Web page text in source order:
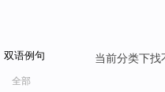
双语例句
全部
当前分类下找